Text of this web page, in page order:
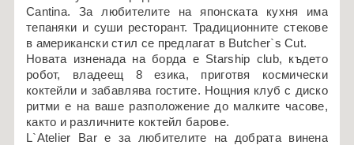
Cantina. За любителите на японската кухня има
тепаняки и суши ресторант. Традиционните стекове
в американски стил се предлагат в Butcher`s Cut.
Новата изненада на борда е Starship club, където
робот, владеещ 8 езика, приготвя космически
коктейли и забавлява гостите. Нощния клуб с диско
ритми е на ваше разположение до малките часове,
както и различните коктейл барове.
L`Atelier Bar е за любителите на добрата винена